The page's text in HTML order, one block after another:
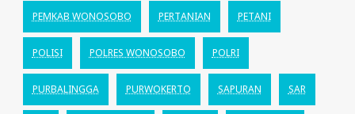
PEMKAB WONOSOBO PERTANIAN PETANI
POLISI POLRES WONOSOBO POLRI
PURBALINGGA PURWOKERTO SAPURAN SAR